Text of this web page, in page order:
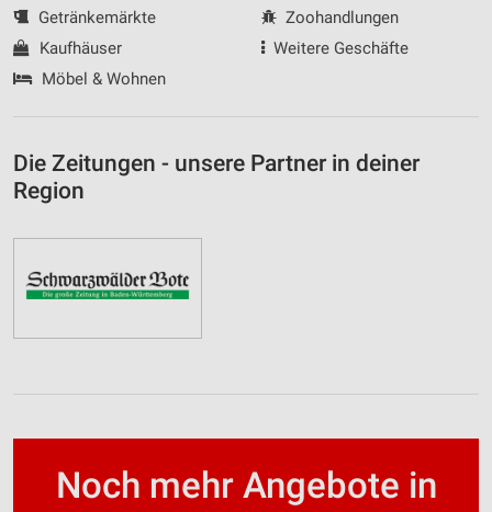
Getränkemärkte
Kaufhäuser
Möbel & Wohnen
Zoohandlungen
Weitere Geschäfte
Die Zeitungen - unsere Partner in deiner
Region
Noch mehr Angebote in